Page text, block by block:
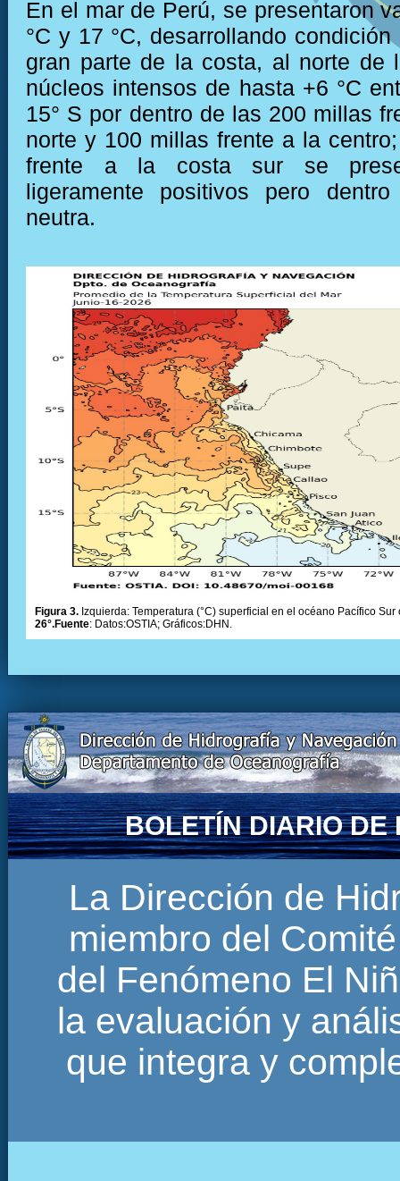
En el mar de Perú, se presentaron
°C y 17 °C, desarrollando
gran parte de la costa, al norte de
núcleos intensos de hasta +6 °C
15° S por dentro de las 200 millas
norte y 100 millas frente a la
frente a la costa sur se
ligeramente positivos pero
neutra.
Figura 3. Izquierda: Temperatura (°C) superficial en el océano Pacífico
26°.Fuente: Datos:OSTIA; Gráficos:DHN.
BOLETÍN DIARIO DE
La Dirección de
miembro del
del Fenómeno El
la evaluación y
que integra y